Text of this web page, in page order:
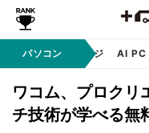
パソコン
自作 / テクノロジ AI PC
ワコム、プロクリ
チ技術が学べる無